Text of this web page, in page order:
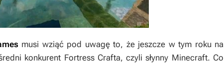
musi wziąć pod uwagę to, że jeszcze w tym roku na
konkurent Fortress Crafta, czyli słynny Minecraft. Co